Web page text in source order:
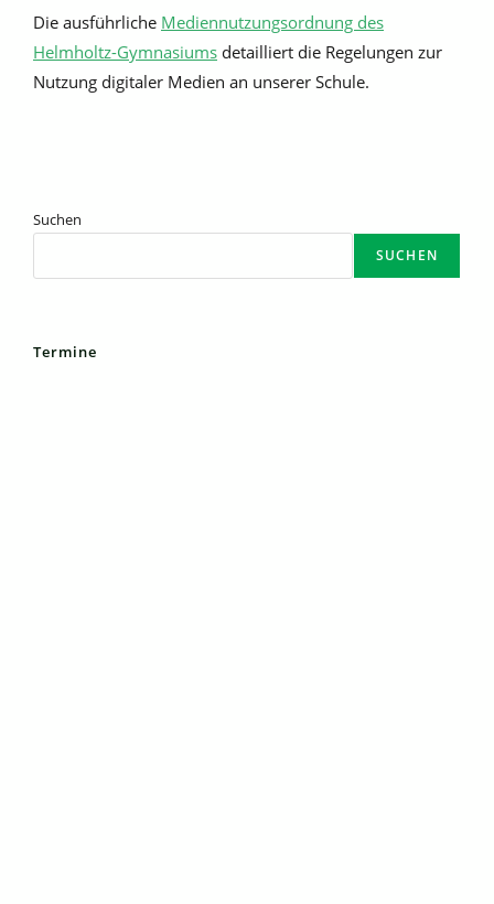
Die ausführliche Mediennutzungsordnung des
Helmholtz-Gymnasiums detailliert die Regelungen zur
Nutzung digitaler Medien an unserer Schule.
Suchen
SUCHEN
Termine